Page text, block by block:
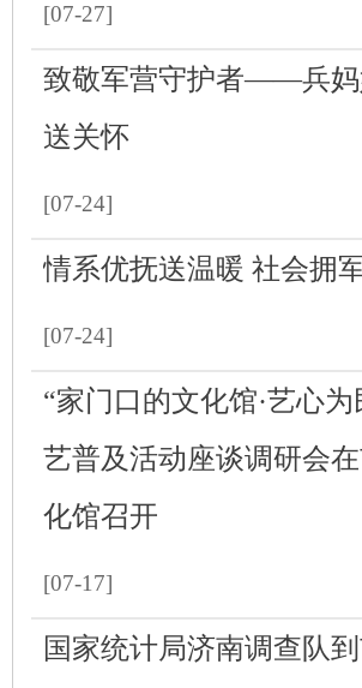
[07-27]
致敬军营守护者——兵妈
送关怀
[07-24]
情系优抚送温暖 社会拥
[07-24]
“家门口的文化馆·艺心
艺普及活动座谈调研会
化馆召开
[07-17]
国家统计局济南调查队